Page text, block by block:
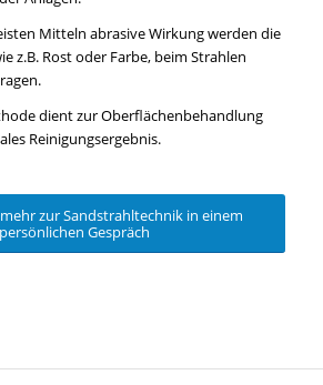
Mitteln abrasive Wirkung werden die
z.B. Rost oder Farbe, beim Strahlen
dient zur Oberflächenbehandlung
Reinigungsergebnis.
zur Sandstrahltechnik in einem
persönlichen Gespräch